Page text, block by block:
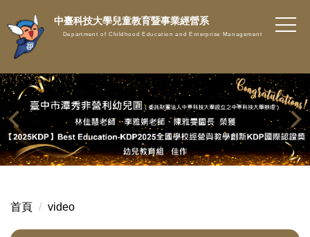
到
主
要
內
容
區
中臺科技大學兒童教育暨事業經營系
Department of Childhood Education and Enterprise Management
首頁 video